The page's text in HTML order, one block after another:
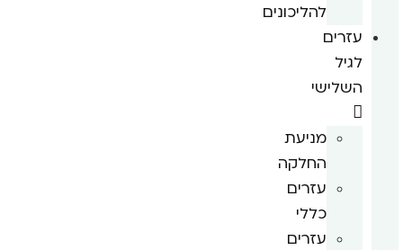
להליכונים
עזרים
לגיל
השלישי
מניעת
החלקה
עזרים
כללי
עזרים